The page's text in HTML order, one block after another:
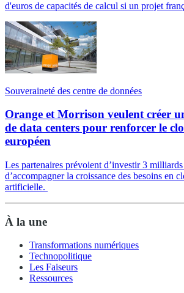
d'euros de capacités de calcul si un projet
Souveraineté des centre de données
Orange et Morrison veulent créer
de data centers pour renforcer le
européen
Les partenaires prévoient d’investir 3 milliards
d’accompagner la croissance des besoins en
artificielle.
À la une
Transformations numériques
Technopolitique
Les Faiseurs
Ressources